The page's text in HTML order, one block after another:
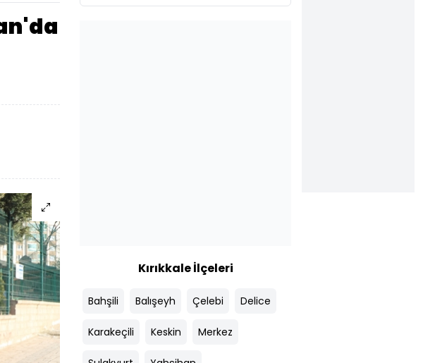
Kırıkkale İlçeleri
Bahşili Balışeyh Çelebi Delice
Karakeçili Keskin Merkez